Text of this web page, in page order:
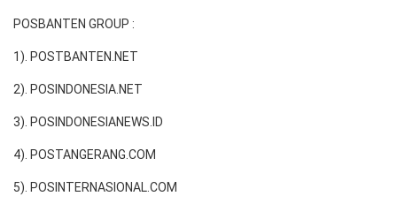
POSBANTEN GROUP :
1). POSTBANTEN.NET
2). POSINDONESIA.NET
3). POSINDONESIANEWS.ID
4). POSTANGERANG.COM
5). POSINTERNASIONAL.COM